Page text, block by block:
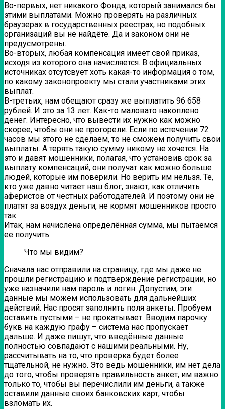
Во-первых, нет никакого Фонда, который занимался бы
этими выплатами. Можно проверять на различных
браузерах в государственных реестрах, но подобных
организаций вы не найдёте. Да и законом они не
предусмотрены.
Во-вторых, любая компенсация имеет свой приказ,
исходя из которого она начисляется. В официальных
источниках отсутсвует хоть какая-то информация о том,
по какому законопроекту мы стали участниками этих
выплат.
В-третьих, нам обещают сразу же выплатить 96 658
рублей. И это за 13 лет. Как-то маловато накоплено
денег. Интересно, что вывести их нужно как можно
скорее, чтобы они не прогорели. Если по истечении 72
часов мы этого не сделаем, то не сможем получить свои
выплаты. А терять такую сумму никому не хочется. На
это и давят мошенники, полагая, что установив срок за
выплату компенсаций, они получат как можно больше
людей, которые им поверили. Но верить им нельзя. Те,
кто уже давно читает наш блог, знают, как отличить
аферистов от честных работодателей. И поэтому они не
платят за воздух деньги, не кормят мошенников просто
так.
Итак, нам начислена определённая сумма, мы пытаемся
ее получить.
Что мы видим?
Сначала нас отправили на страницу, где мы даже не
прошли регистрацию и подтверждение регистрации, но
уже назначили нам пароль и логин. Допустим, эти
данные мы можем использовать для дальнейших
действий. Нас просят заполнить поля анкеты. Пробуем
оставить пустыми – не прокатывает. Вводим парочку
букв на каждую графу – система нас пропускает
дальше. И даже пишут, что введённые данные
полностью совпадают с нашими реальными. Ну,
рассчитывать на то, что проверка будет более
тщательной, не нужно. Это ведь мошенники, им нет дела
до того, чтобы проверять правильность анкет, им важно
только то, чтобы вы перечислили им деньги, а также
оставили данные своих банковских карт, чтобы
взломать их.